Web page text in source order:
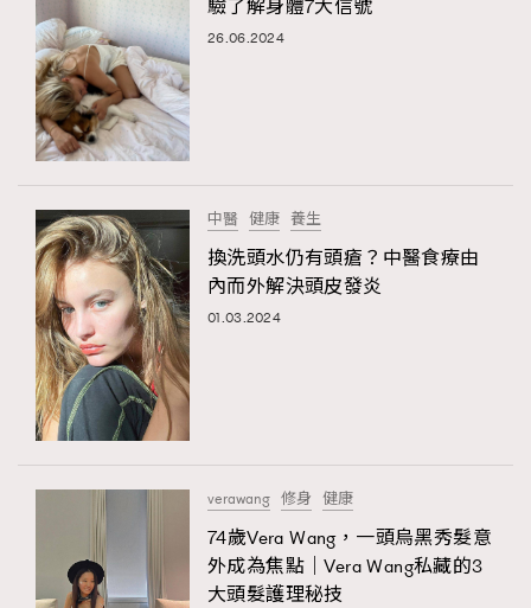
驗了解身體7大信號
26.06.2024
中醫 健康 養生
換洗頭水仍有頭瘡？中醫食療由
內而外解決頭皮發炎
01.03.2024
verawang 修身 健康
74歲Vera Wang，一頭烏黑秀髮意
外成為焦點｜Vera Wang私藏的3
大頭髮護理秘技